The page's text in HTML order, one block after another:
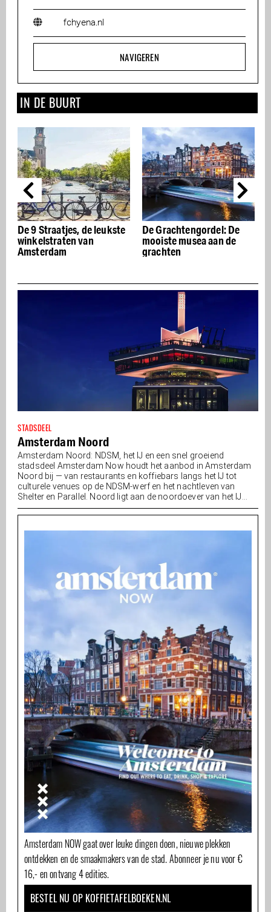
fchyena.nl
NAVIGEREN
IN DE BUURT
De 9 Straatjes, de leukste
winkelstraten van
Amsterdam
De Grachtengordel: De
mooiste musea aan de
grachten
STADSDEEL
Amsterdam Noord
Amsterdam Noord: NDSM, het IJ en een snel groeiend
stadsdeel Amsterdam Now houdt het aanbod in Amsterdam
Noord bij — van restaurants en koffiebars langs het IJ tot
culturele venues op de NDSM-werf en het nachtleven van
Shelter en Parallel. Noord ligt aan de noordoever van het IJ...
Amsterdam NOW gaat over leuke dingen doen, nieuwe plekken
ontdekken en de smaakmakers van de stad. Abonneer je nu voor €
16,- en ontvang 4 edities.
BESTEL NU OP KOFFIETAFELBOEKEN.NL